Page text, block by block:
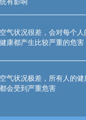
统有影响
空气状况很差，会对每个人
健康都产生比较严重的危害
空气状况极差，所有人的健
都会受到严重危害